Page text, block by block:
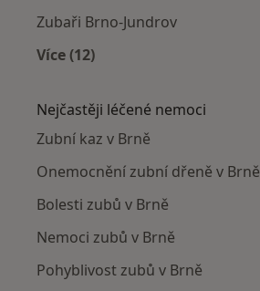
Zubaři Brno-Jundrov
Více (12)
Nejčastěji léčené nemoci
Zubní kaz v Brně
Onemocnění zubní dřeně v Brně
Bolesti zubů v Brně
Nemoci zubů v Brně
Pohyblivost zubů v Brně